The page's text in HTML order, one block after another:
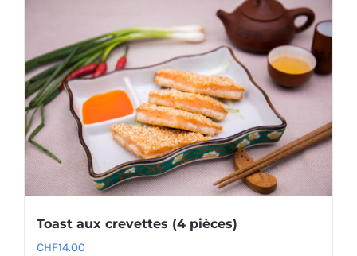
Toast aux crevettes (4 pièces)
CHF14.00